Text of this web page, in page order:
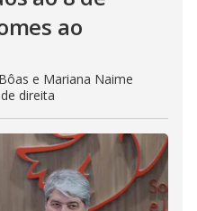
ao
e Mariana Naime
direita